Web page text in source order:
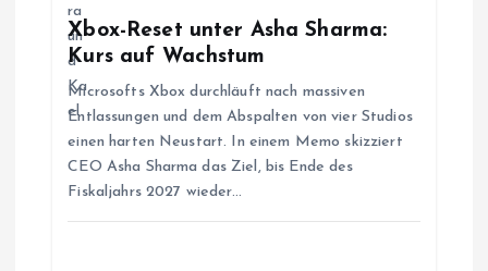
Xbox-Reset unter Asha Sharma:
Kurs auf Wachstum
Microsofts Xbox durchläuft nach massiven
Entlassungen und dem Abspalten von vier Studios
einen harten Neustart. In einem Memo skizziert
CEO Asha Sharma das Ziel, bis Ende des
Fiskaljahrs 2027 wieder…